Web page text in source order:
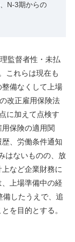
N-3期からの
監督者性・未払
これらは現在も
備なくして上場
改正雇用保険法
に加えて点検す
保険の適用関
、労働条件通知
はないものの、放
など企業財務に
上場準備中の経
したうえで、追
を目的とする。